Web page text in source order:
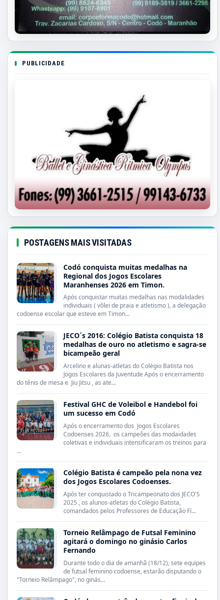
PUBLICIDADE
POSTAGENS MAIS VISITADAS
Codó conquista muitas medalhas na
Regional dos Jogos Escolares
Maranhenses 2026 em Timon.
Após conquistar muitas medalhas nas modalidades
individuais ( vôlei de praia e atletismo ), a delegação
codoense escolar que esteve em Timon...
JECO´s 2016: Colégio Batista conquista 18
medalhas de ouro no atletismo e sagra-se
bicampeão geral
Arcelino e alunas-atletas do Colégio Batista nos
Jogos Escolares da Juventude Após o encerramento
do tênis de mesa e Jiu Jitsu , as ate...
Festival GHC de Voleibol e Handebol foi
um sucesso em Codó
Após o encerramento dos Jogos Escolares
Codoenses 2026, os campeões das modaidades
coletivas e individuais intensificaram os treinos para
...
Colégio Batista é campeão pela nona vez
dos Jogos Escolares Codoenses.
Após ter conquistado o Tricampeonato dos JECO'S
2025 , os alunos-atletas do Colégio Batista,
comandados pelos Professores de Educação Fí...
Torneio Relâmpago de Futsal Feminino
agitará o domingo no ginásio Carlos
Fernando
Durante todo o dia de amanhã (18/12), sete equipes
de futsal feminino codoense, estarão disputando o
"Torneio Relâmpago", no ginás...